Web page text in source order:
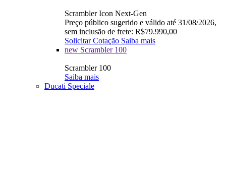
Scrambler Icon Next-Gen
Preço público sugerido e válido até 31/08/2026,
sem inclusão de frete: R$79.990,00
Solicitar Cotação Saiba mais
new Scrambler 100
Scrambler 100
Saiba mais
Ducati Speciale